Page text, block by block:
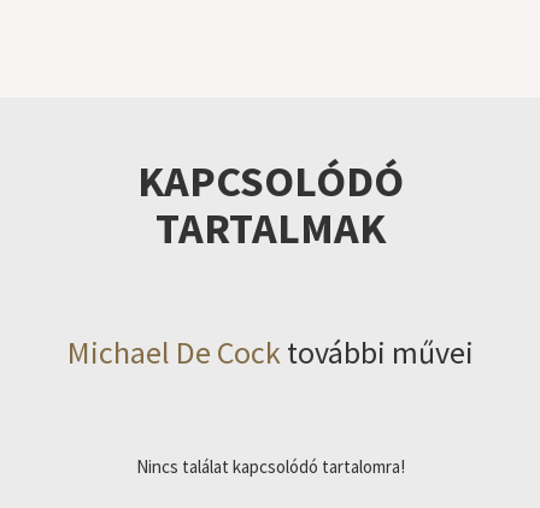
KAPCSOLÓDÓ
TARTALMAK
Michael De Cocktovábbi művei
Nincs találat kapcsolódó tartalomra!